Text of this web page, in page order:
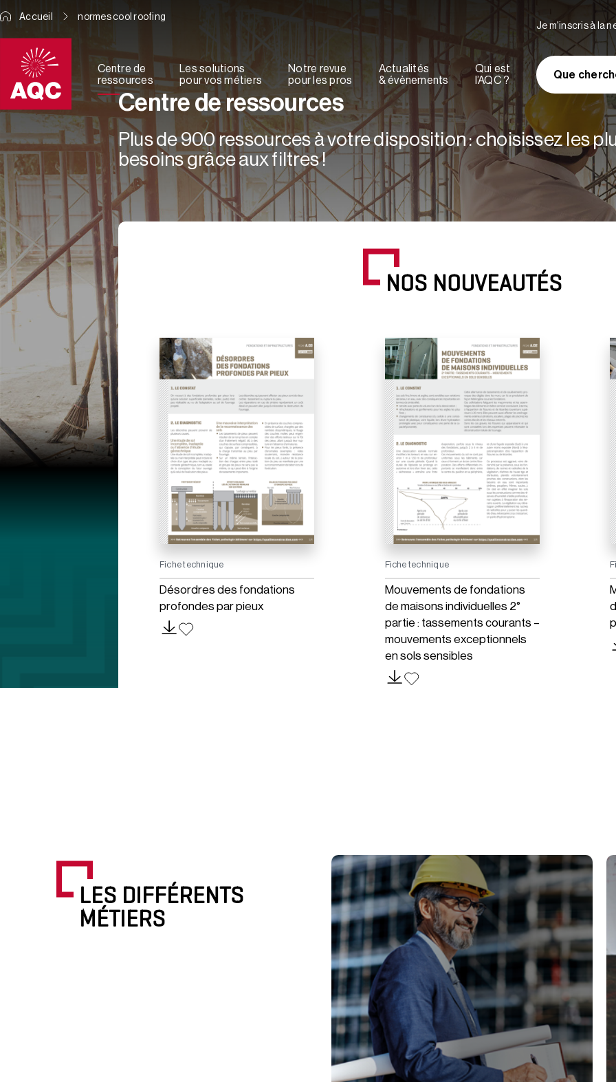
Centre de
ressources
Les solutions
pour vos métiers
Notre revue
pour les pros
Actualités
& évènements
Qui est
l’AQC ?
Je m'inscris à la
Que
Accueil normes cool roofing
Centre de ressources
Plus de 900 ressources à votre disposition : choisissez les
besoins grâce aux filtres !
NOS NOUVEAUTÉS
Fiche technique
Désordres des fondations
profondes par pieux
Fiche technique
Mouvements de fondations
de maisons individuelles 2°
partie : tassements courants –
mouvements exceptionnels
en sols sensibles
LES DIFFÉRENTS
MÉTIERS